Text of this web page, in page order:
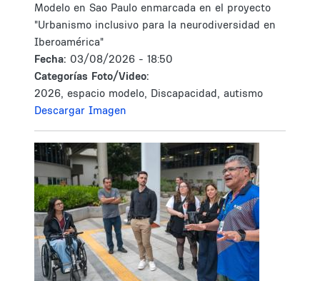
Modelo en Sao Paulo enmarcada en el proyecto
"Urbanismo inclusivo para la neurodiversidad en
Iberoamérica"
Fecha: 03/08/2026 - 18:50
Categorías Foto/Video:
2026, espacio modelo, Discapacidad, autismo
Descargar Imagen